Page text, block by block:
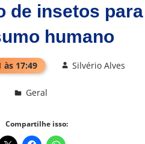
de insetos para
humano
às 17:49 Silvério Alves
Geral
Compartilhe isso: